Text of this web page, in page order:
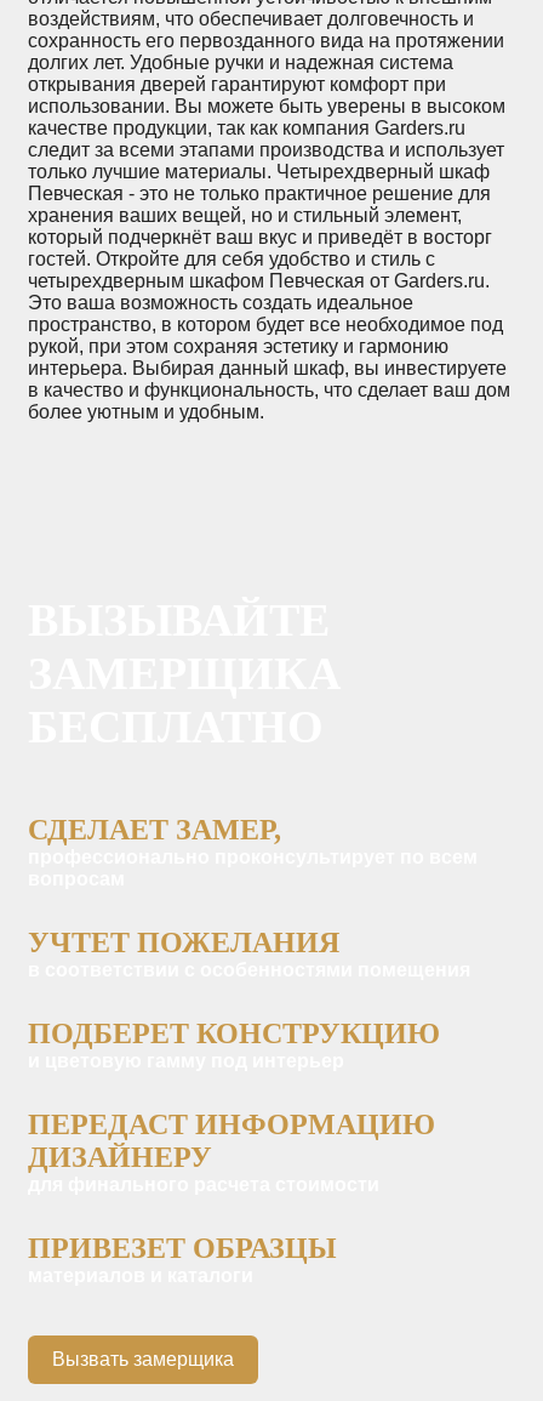
воздействиям, что обеспечивает долговечность и
сохранность его первозданного вида на протяжении
долгих лет. Удобные ручки и надежная система
открывания дверей гарантируют комфорт при
использовании. Вы можете быть уверены в высоком
качестве продукции, так как компания Garders.ru
следит за всеми этапами производства и использует
только лучшие материалы. Четырехдверный шкаф
Певческая - это не только практичное решение для
хранения ваших вещей, но и стильный элемент,
который подчеркнёт ваш вкус и приведёт в восторг
гостей. Откройте для себя удобство и стиль с
четырехдверным шкафом Певческая от Garders.ru.
Это ваша возможность создать идеальное
пространство, в котором будет все необходимое под
рукой, при этом сохраняя эстетику и гармонию
интерьера. Выбирая данный шкаф, вы инвестируете
в качество и функциональность, что сделает ваш дом
более уютным и удобным.
СДЕЛАЕТ ЗАМЕР,
УЧТЕТ ПОЖЕЛАНИЯ
ПОДБЕРЕТ КОНСТРУКЦИЮ
ПЕРЕДАСТ ИНФОРМАЦИЮ
ДИЗАЙНЕРУ
ПРИВЕЗЕТ ОБРАЗЦЫ
Вызвать замерщика